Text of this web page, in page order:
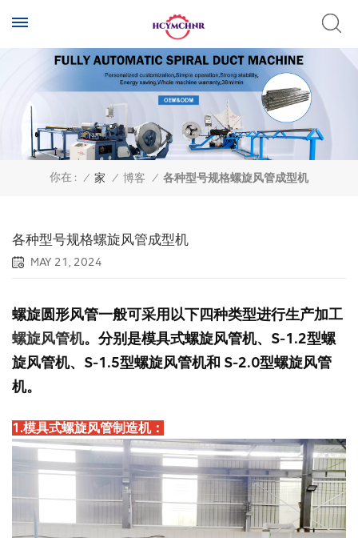
你在 : / 家 / 博客 / 各种型号规格螺旋风管成型机
各种型号规格螺旋风管成型机
MAY 21, 2024
螺旋圆形风管一般可采用以下四种类型进行生产加工
螺旋风管机。分别是模具式螺旋风管机、S-1.2型螺
旋风管机、S-1.5型螺旋风管机和 S-2.0型螺旋风管
机。
1.模具式螺旋风管制造机：